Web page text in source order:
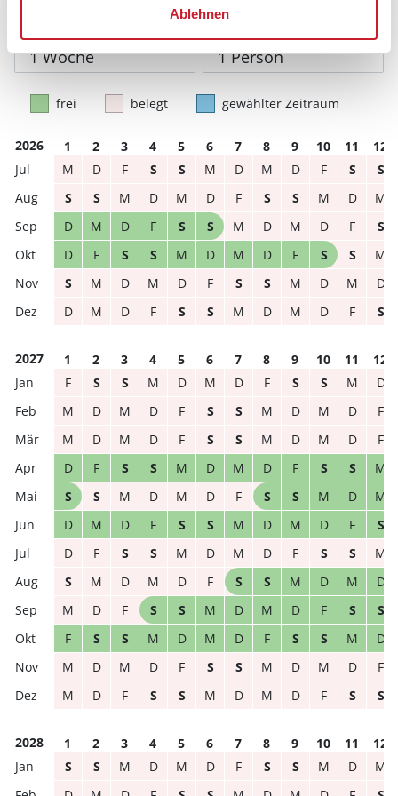
Ablehnen
Reisedauer Anzahl Reisende
frei belegt gewählter Zeitraum
2026 1 2 3 4 5 6 7 8 9 10 11
12
M
D F S S M D M D F S
S
S
S M D M D F S S M D
M
D
M D F S S M D M D F
S
D
F S S M D M D F S S
M
S
M D M D F S S M D M
D
D
M D F S S M D M D F S
2027 1 2 3 4 5 6 7 8 9 10 11
12
F
S S M D M D F S S M
D
M
D M D F S S M D M D
F
M
D M D F S S M D M D
F
D
F S S M D M D F S S
M
S
S M D M D F S S M D
M
D
M D F S S M D M D F
S
D
F S S M D M D F S S
M
S
M D M D F S S M D M
D
M
D F S S M D M D F S
S
F
S S M D M D F S S M
D
M
D M D F S S M D M D
F
M
D F S S M D M D F S S
2028 1 2 3 4 5 6 7 8 9 10 11
12
S
S M D M D F S S M D
M